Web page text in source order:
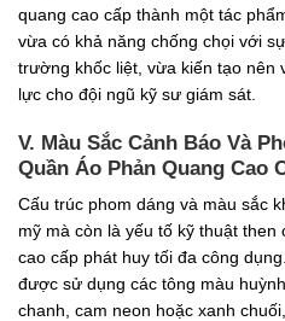
quang cao cấp thành một tác
vừa có khả năng chống chọi với
trường khốc liệt, vừa kiến tạo nên
lực cho đội ngũ kỹ sư giám sát.
V. Màu Sắc Cảnh Báo Và
Quần Áo Phản Quang Cao
Cấu trúc phom dáng và màu sắc
mỹ mà còn là yếu tố kỹ thuật
cao cấp phát huy tối đa công
được sử dụng các tông màu
chanh, cam neon hoặc xanh